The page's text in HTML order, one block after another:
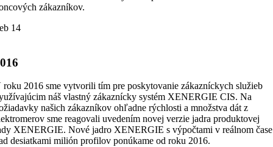
zákazníkov.
14
roku 2016 sme vytvorili tím pre poskytovanie zákazníckych služieb
náš vlastný zákaznícky systém XENERGIE CIS. Na
našich zákazníkov ohľadne rýchlosti a množstva dát z
sme reagovali uvedením novej verzie jadra produktovej
XENERGIE. Nové jadro XENERGIE s výpočtami v reálnom čase
desiatkami milión profilov ponúkame od roku 2016.